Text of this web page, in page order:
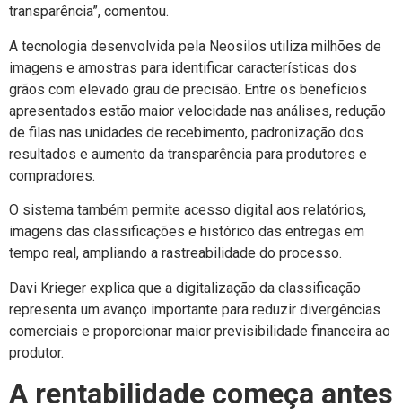
transparência”, comentou.
A tecnologia desenvolvida pela Neosilos utiliza milhões de
imagens e amostras para identificar características dos
grãos com elevado grau de precisão. Entre os benefícios
apresentados estão maior velocidade nas análises, redução
de filas nas unidades de recebimento, padronização dos
resultados e aumento da transparência para produtores e
compradores.
O sistema também permite acesso digital aos relatórios,
imagens das classificações e histórico das entregas em
tempo real, ampliando a rastreabilidade do processo.
Davi Krieger explica que a digitalização da classificação
representa um avanço importante para reduzir divergências
comerciais e proporcionar maior previsibilidade financeira ao
produtor.
A rentabilidade começa antes